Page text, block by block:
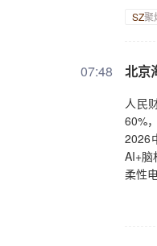
SZ聚
07:48 北京
人民
60%
2026
AI+脑
柔性